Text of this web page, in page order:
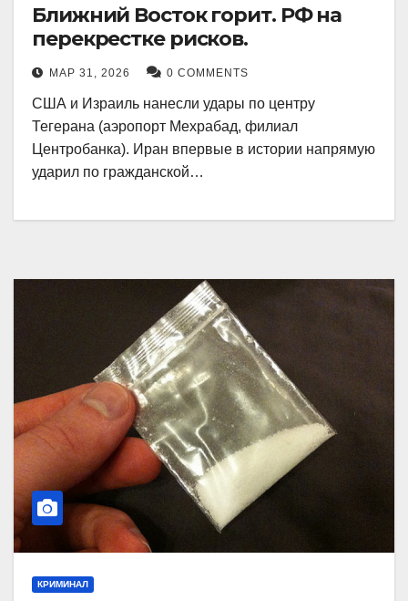
Ближний Восток горит. РФ на
перекрестке рисков.
МАР 31, 2026 0 COMMENTS
США и Израиль нанесли удары по центру
Тегерана (аэропорт Мехрабад, филиал
Центробанка). Иран впервые в истории напрямую
ударил по гражданской…
КРИМИНАЛ